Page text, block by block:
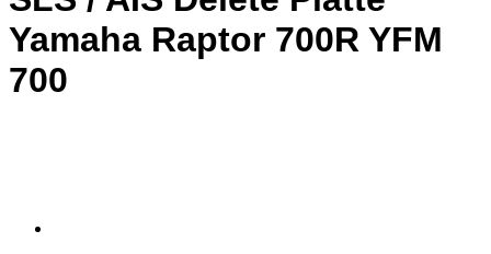
Yamaha Raptor 700R YFM
700